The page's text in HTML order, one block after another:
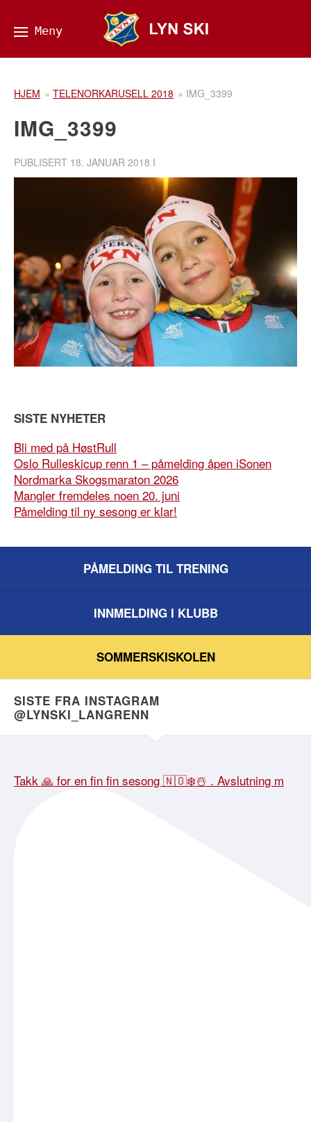
HJEM » TELENORKARUSELL 2018 » IMG_3399
IMG_3399
PUBLISERT 18. JANUAR 2018 I
SISTE NYHETER
Bli med på HøstRull
Oslo Rulleskicup renn 1 – påmelding åpen iSonen
Nordmarka Skogsmaraton 2026
Mangler fremdeles noen 20. juni
Påmelding til ny sesong er klar!
PÅMELDING TIL TRENING
INNMELDING I KLUBB
SOMMERSKISKOLEN
SISTE FRA INSTAGRAM
@LYNSKI_LANGRENN
Takk 🙏 for en fin fin sesong 🇳🇴❄️☃️ . Avslutning m